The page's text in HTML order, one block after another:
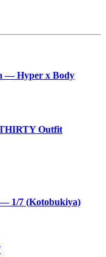
— Hyper x Body
Outfit
1/7 (Kotobukiya)